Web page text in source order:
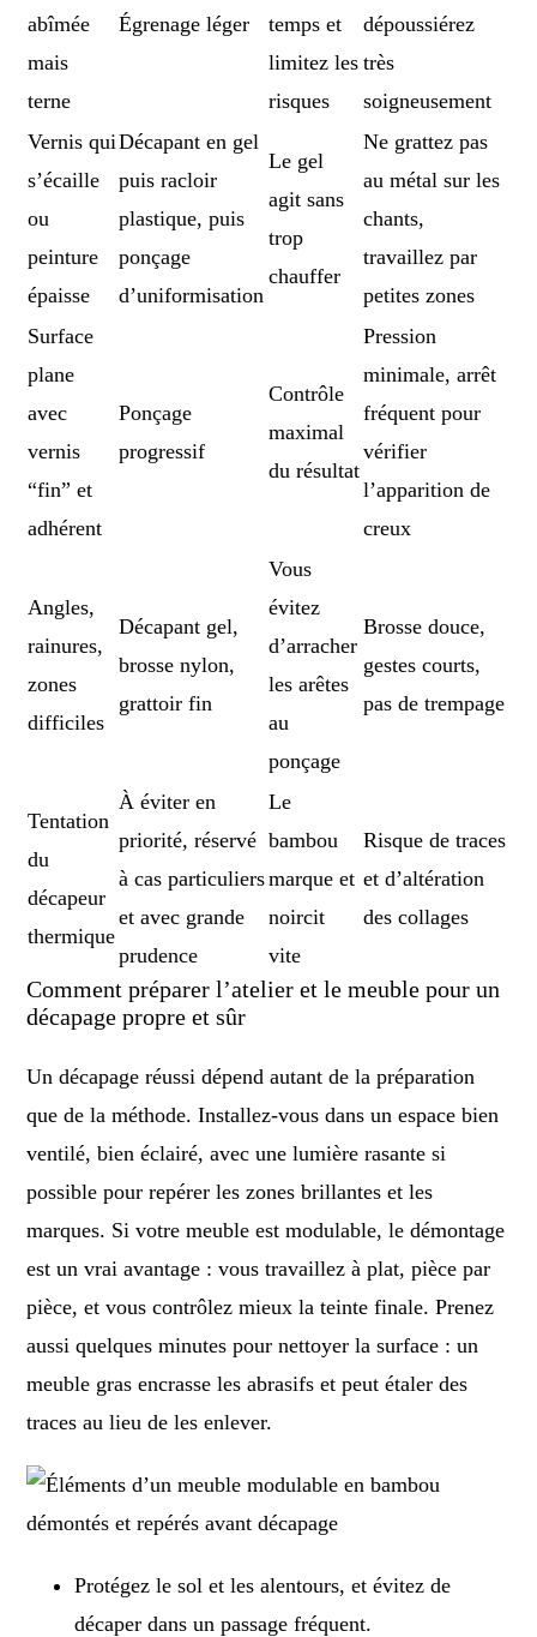
abîmée
mais
terne
Égrenage léger
temps et
limitez les
risques
dépoussiérez
très
soigneusement
Vernis qui
s’écaille
ou
peinture
épaisse
Décapant en gel
puis racloir
plastique, puis
ponçage
d’uniformisation
Le gel
agit sans
trop
chauffer
Ne grattez pas
au métal sur les
chants,
travaillez par
petites zones
Surface
plane
avec
vernis
“fin” et
adhérent
Ponçage
progressif
Contrôle
maximal
du résultat
Pression
minimale, arrêt
fréquent pour
vérifier
l’apparition de
creux
Angles,
rainures,
zones
difficiles
Décapant gel,
brosse nylon,
grattoir fin
Vous
évitez
d’arracher
les arêtes
au
ponçage
Brosse douce,
gestes courts,
pas de trempage
Tentation
du
décapeur
thermique
À éviter en
priorité, réservé
à cas particuliers
et avec grande
prudence
Le
bambou
marque et
noircit
vite
Risque de traces
et d’altération
des collages
Comment préparer l’atelier et le meuble pour un
décapage propre et sûr
Un décapage réussi dépend autant de la préparation
que de la méthode. Installez-vous dans un espace bien
ventilé, bien éclairé, avec une lumière rasante si
possible pour repérer les zones brillantes et les
marques. Si votre meuble est modulable, le démontage
est un vrai avantage : vous travaillez à plat, pièce par
pièce, et vous contrôlez mieux la teinte finale. Prenez
aussi quelques minutes pour nettoyer la surface : un
meuble gras encrasse les abrasifs et peut étaler des
traces au lieu de les enlever.
Protégez le sol et les alentours, et évitez de
décaper dans un passage fréquent.